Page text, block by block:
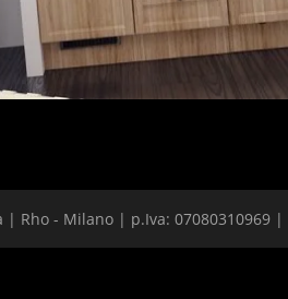
Rho - Milano | p.Iva: 07080310969 |